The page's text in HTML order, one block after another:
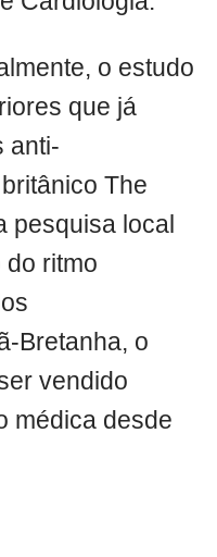
o estudo
que já
anti-
The
pesquisa local
ritmo
Bretanha, o
vendido
médica desde